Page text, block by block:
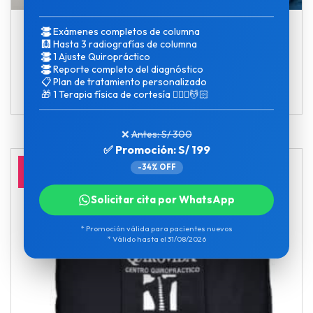
Soporte Lumbar
S/85.00 El
precio
original
S/85.00.
S/ 68.00
precio
actual
S/68.00.
- Soporte
Lumbar+ Comprar
Exámenes completos de columna
🩻 Hasta 3 radiografías de columna
1 Ajuste Quiropráctico
Reporte completo del diagnóstico
📋Plan de tratamiento personalizado
🎁1 Terapia física de cortesía 💆🏻‍♀️💆🏻
❌Antes: S/ 300
✅ Promoción: S/ 199
-34% OFF
Solicitar cita por WhatsApp
* Promoción válida para pacientes nuevos
* Válido hasta el 31/08/2026